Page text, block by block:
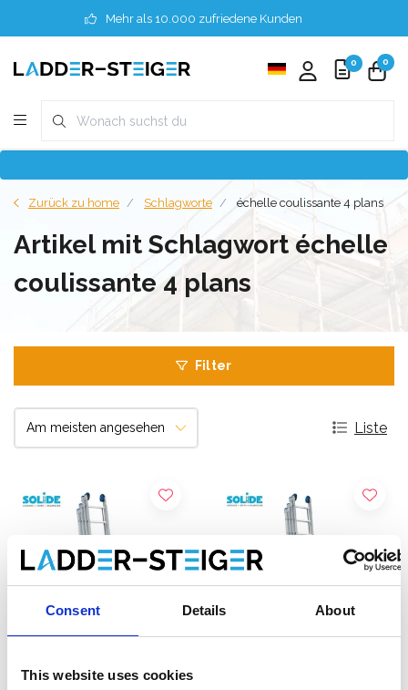
Consent Details About
This website uses cookies
Mehr als 10.000 zufriedene Kunden
0 0
Zurück zu home Schlagworte échelle coulissante 4 plans
Artikel mit Schlagwort échelle
coulissante 4 plans
Filter
Liste